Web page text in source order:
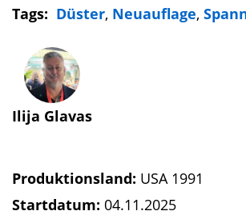
Tags: Düster, Neuauflage,
Ilija Glavas
Produktionsland: USA 1991
Startdatum: 04.11.2025